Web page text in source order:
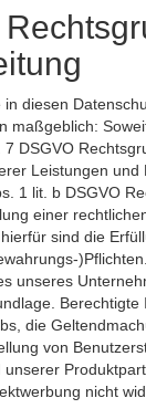
diesen
maßgeblich:
7 DSGVO
Leistungen
1 lit. b DSGVO
einer
sind die
unseres
die
von
nicht